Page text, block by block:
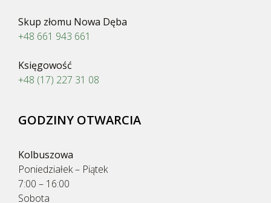
Skup złomu Nowa Dęba
+48 661 943 661
Księgowość
+48 (17) 227 31 08
GODZINY OTWARCIA
Kolbuszowa
Poniedziałek – Piątek
7:00 – 16:00
Sobota